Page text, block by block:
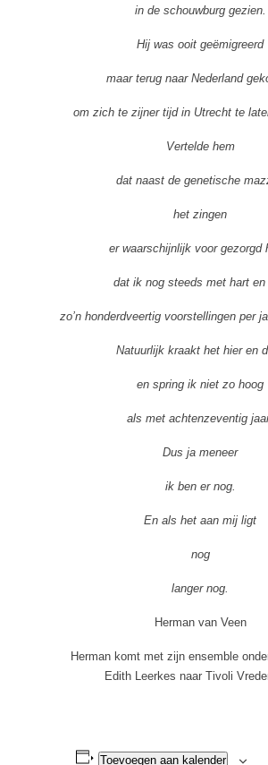
in de schouwburg gezien.
Hij was ooit geëmigreerd
maar terug naar Nederland
om zich te zijner tijd in Utrecht te
Vertelde hem
dat naast de genetische
het zingen
er waarschijnlijk voor gezorgd
dat ik nog steeds met hart
zo’n honderdveertig voorstellingen per
Natuurlijk kraakt het hier en
en spring ik niet zo hoog
als met achtenzeventig
Dus ja meneer
ik ben er nog.
En als het aan mij ligt
nog
langer nog.
Herman van Veen
Herman komt met zijn ensemble
Edith Leerkes naar Tivoli
Toevoegen aan kalender